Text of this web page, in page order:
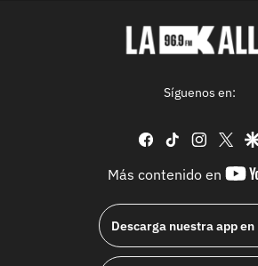
Síguenos en:
facebook
tiktok
Más contenido en
Descarga nuestra app en